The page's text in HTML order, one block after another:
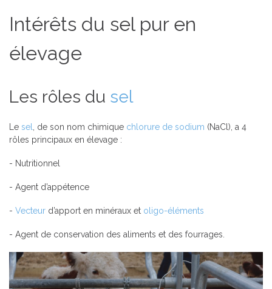
Intérêts du sel pur en
élevage
Les rôles du sel
Le sel , de son nom chimique chlorure de sodium (NaCl), a 4
rôles principaux en élevage :
- Nutritionnel
- Agent d’appétence
- Vecteur d’apport en minéraux et oligo-éléments
- Agent de conservation des aliments et des fourrages.